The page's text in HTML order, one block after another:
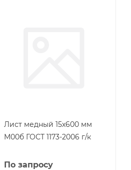
Лист медный 15х600 мм
М00б ГОСТ 1173-2006 г/к
По запросу